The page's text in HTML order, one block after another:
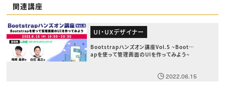
関連講座
UI・UXデザイナー
Bootstrapハンズオン講座Vol.5 ~Bootstr
apを使って管理画面のUIを作ってみよう~
2022.06.15